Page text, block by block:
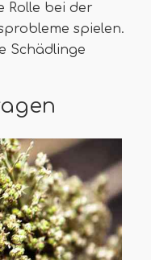
Rolle bei der
spielen.
Schädlinge